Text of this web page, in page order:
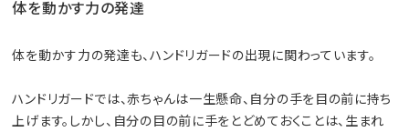
体を動かす力の発達
体を動かす力の発達も、ハンドリガードの出現に関わっています。
ハンドリガードでは、赤ちゃんは一生懸命、自分の手を目の前に持ち
上げます。しかし、自分の目の前に手をとどめておくことは、生まれ